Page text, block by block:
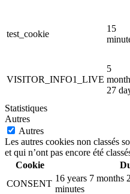
test_cookie
15
VISITOR_INFO1_LIVE
5
27
Statistiques
Autres
Autres
Les autres cookies non classés
et qui n’ont pas encore été
Cookie
CONSENT
16 years 7 months
minutes